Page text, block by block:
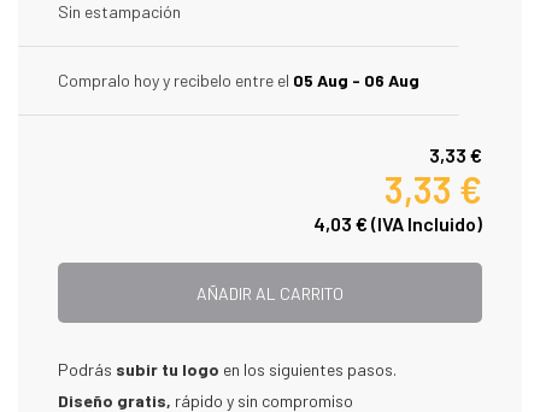
Sin estampación
Compralo hoy y recibelo entre el 05 Aug - 06 Aug
3,33 €
3,33 €
4,03 € (IVA Incluido)
AÑADIR AL CARRITO
Podrás subir tu logo en los siguientes pasos.
Diseño gratis, rápido y sin compromiso